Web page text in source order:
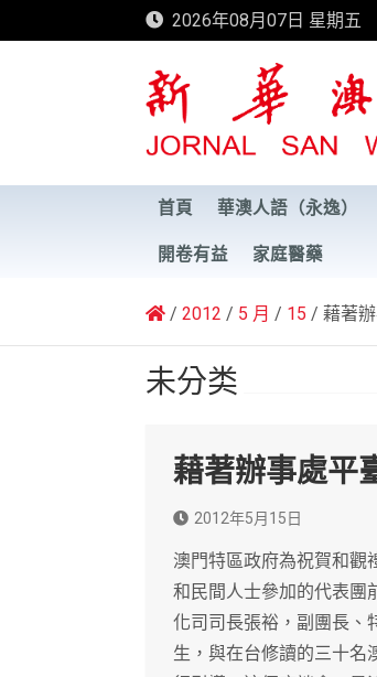
to
2026年08月07日 星期五
新華澳報
首頁 華澳人語（永逸）
開卷有益 家庭醫藥
2012 5 月 15 藉著
未分类
藉著辦事處平
2012年5月15日
澳門特區政府為祝賀和觀
和民間人士參加的代表團
化司司長張裕，副團長、
生，與在台修讀的三十名